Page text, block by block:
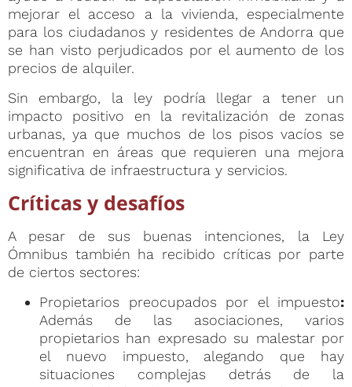
mejorar el acceso a la vivienda, especialmente
para los ciudadanos y residentes de Andorra que
se han visto perjudicados por el aumento de los
precios de alquiler.
Sin embargo, la ley podría llegar a tener un
impacto positivo en la revitalización de zonas
urbanas, ya que muchos de los pisos vacíos se
encuentran en áreas que requieren una mejora
significativa de infraestructura y servicios.
Críticas y desafíos
A pesar de sus buenas intenciones, la Ley
Ómnibus también ha recibido críticas por parte
de ciertos sectores:
Propietarios preocupados por el impuesto:
Además de las asociaciones, varios
propietarios han expresado su malestar por
el nuevo impuesto, alegando que hay
situaciones complejas detrás de la